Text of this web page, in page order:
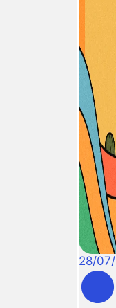
28/07/